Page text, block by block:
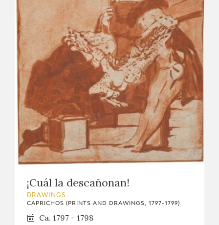
¡Cuál la descañonan!
DRAWINGS
CAPRICHOS (PRINTS AND DRAWINGS, 1797-1799)
Ca. 1797 - 1798